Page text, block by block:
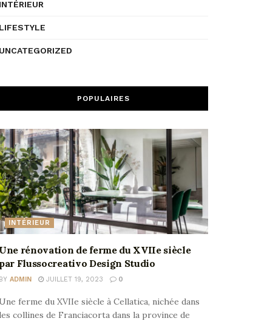
INTÉRIEUR
LIFESTYLE
UNCATEGORIZED
POPULAIRES
INTÉRIEUR
Une rénovation de ferme du XVIIe siècle
par Flussocreativo Design Studio
BY ADMIN JUILLET 19, 2023 0
Une ferme du XVIIe siècle à Cellatica, nichée dans
les collines de Franciacorta dans la province de